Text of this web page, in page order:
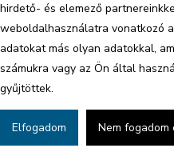
Company information
Reports
Created by
hirdető- és elemező
weboldalhasználatra vonatkozó
adatokat más olyan adatokkal,
számukra vagy az Ön által
gyűjtöttek.
Elfogadom Nem fogadom